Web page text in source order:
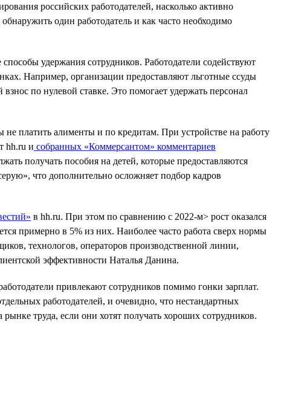
российских работодателей, насколько активно
один работодатель и как часто необходимо
удержания сотрудников. Работодатели содействуют
Например, организации предоставляют льготные ссуды
по нулевой ставке. Это помогает удержать персонал
платить алименты и по кредитам. При устройстве на работу
hh.ru и собранных «Коммерсантом» комментариев
получать пособия на детей, которые предоставляются
что дополнительно осложняет подбор кадров
в hh.ru. При этом по сравнению с 2022-м> рост оказался
примерно в 5% из них. Наиболее часто работа сверх нормы
технологов, операторов производственной линии,
эффективности Наталья Данина.
привлекают сотрудников помимо гонки зарплат.
работодателей, и очевидно, что нестандартных
труда, если они хотят получать хороших сотрудников.